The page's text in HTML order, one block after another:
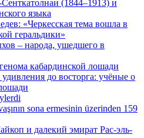
(1844–1913) и
языка
«Черкесская тема вошла в
геральдики»
– народа, ушедшего в
кабардинской лошади
до восторга: учёные о
sona ermesinin üzerinden 159
и далекий эмират Рас-эль-